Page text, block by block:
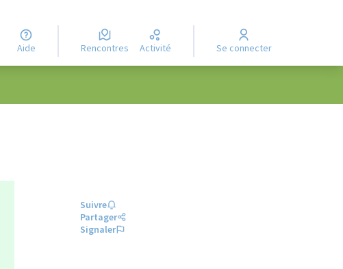
Aide Rencontres Activité Se connecter
Suivre
Partager
Signaler